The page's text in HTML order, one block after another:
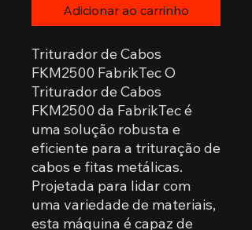
Adicionar ao carrinho
Triturador de Cabos
FKM2500 FabrikTec O
Triturador de Cabos
FKM2500 da FabrikTec é
uma solução robusta e
eficiente para a trituração de
cabos e fitas metálicas.
Projetada para lidar com
uma variedade de materiais,
esta máquina é capaz de